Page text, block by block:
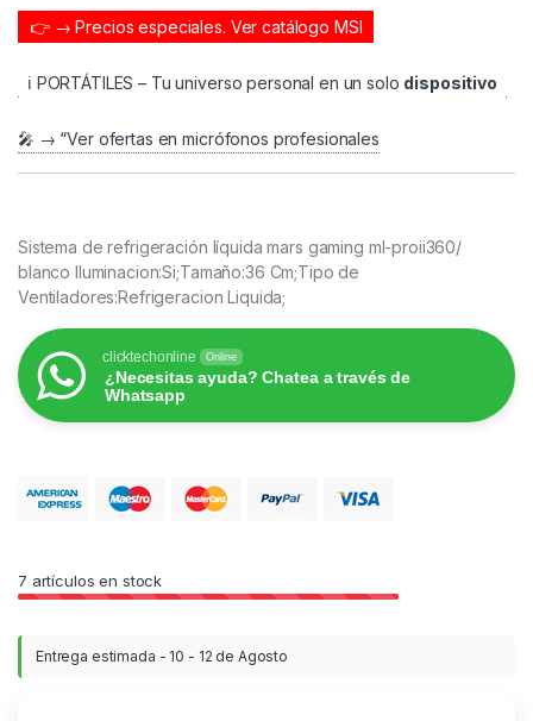
👉 → Precios especiales. Ver catálogo MSI
ℹ️ PORTÁTILES – Tu universo personal en un solo dispositivo
🎤 → “Ver ofertas en micrófonos profesionales
Sistema de refrigeración líquida mars gaming ml-proii360/
blanco Iluminacion:Si;Tamaño:36 Cm;Tipo de
Ventiladores:Refrigeracion Liquida;
clicktechonline Online
¿Necesitas ayuda? Chatea a través de
Whatsapp
7 artículos en stock
Entrega estimada - 10 - 12 de Agosto